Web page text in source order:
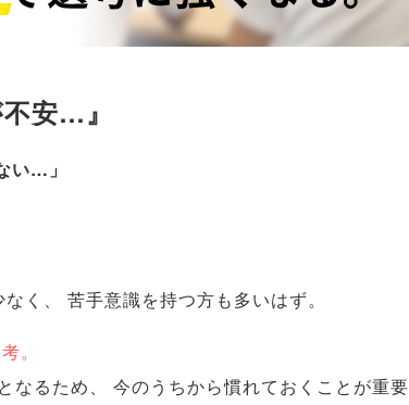
安…』
い… 」
く 、 苦手意識を持つ方も多いはず。
。
となるため、
今のうちから慣れておくことが重要